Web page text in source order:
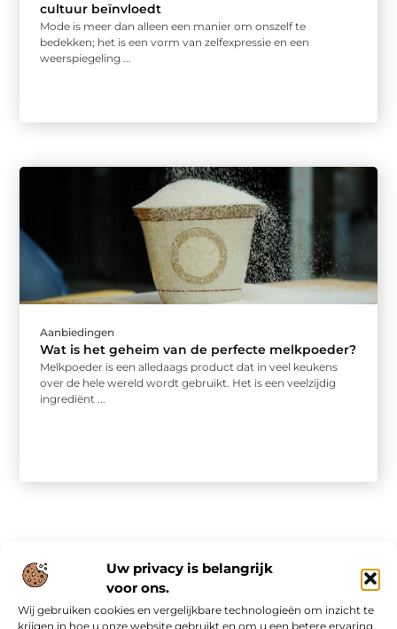
Uw privacy is belangrijk
voor ons.
Wij gebruiken cookies en vergelijkbare technologieën om inzicht te
krijgen in hoe u onze website gebruikt en om u een betere ervaring
cultuur beïnvloedt
Mode is meer dan alleen een manier om onszelf te
bedekken; het is een vorm van zelfexpressie en een
weerspiegeling ...
Aanbiedingen
Wat is het geheim van de perfecte melkpoeder?
Melkpoeder is een alledaags product dat in veel keukens
over de hele wereld wordt gebruikt. Het is een veelzijdig
ingrediënt ...
Onze informatie